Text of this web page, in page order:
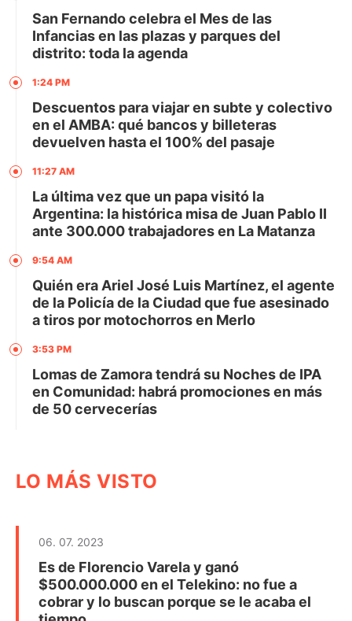
San Fernando celebra el Mes de las
Infancias en las plazas y parques del
distrito: toda la agenda
1:24 PM
Descuentos para viajar en subte y colectivo
en el AMBA: qué bancos y billeteras
devuelven hasta el 100% del pasaje
11:27 AM
La última vez que un papa visitó la
Argentina: la histórica misa de Juan Pablo II
ante 300.000 trabajadores en La Matanza
9:54 AM
Quién era Ariel José Luis Martínez, el agente
de la Policía de la Ciudad que fue asesinado
a tiros por motochorros en Merlo
3:53 PM
Lomas de Zamora tendrá su Noches de IPA
en Comunidad: habrá promociones en más
de 50 cervecerías
LO MÁS VISTO
06. 07. 2023
Es de Florencio Varela y ganó
$500.000.000 en el Telekino: no fue a
cobrar y lo buscan porque se le acaba el